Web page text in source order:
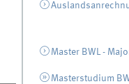
Master BWL -
Masterstudium